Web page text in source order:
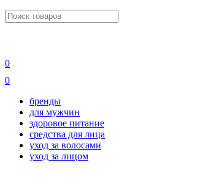
0
0
бренды
для мужчин
здоровое питание
средства для лица
уход за волосами
уход за лицом